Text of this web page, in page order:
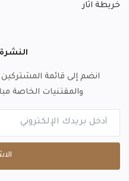
خريطة اثار
النشرة
انضم إلى قائمة المشتركين
والمقتنيات الخاصة